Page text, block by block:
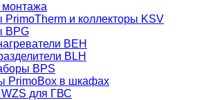
монтажа
PrimoTherm и коллекторы KSV
BPG
BEH
BLH
BPS
PrimoBox в шкафах
WZS для ГВС